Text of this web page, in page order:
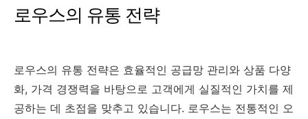
로우스의 유통 전략
로우스의 유통 전략은 효율적인 공급망 관리와 상품 다양
화, 가격 경쟁력을 바탕으로 고객에게 실질적인 가치를 제
공하는 데 초점을 맞추고 있습니다. 로우스는 전통적인 오